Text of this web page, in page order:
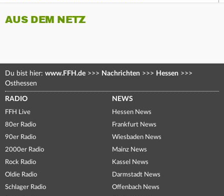
AUS DEM NETZ
Du bist hier: www.FFH.de >>> Nachrichten >>> Hessen >>>
Osthessen
RADIO
FFH Live
80er Radio
90er Radio
2000er Radio
Rock Radio
Oldie Radio
Schlager Radio
NEWS
Hessen News
Frankfurt News
Wiesbaden News
Mainz News
Kassel News
Darmstadt News
Offenbach News